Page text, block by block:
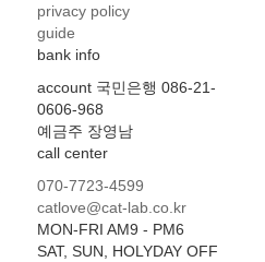
privacy policy
guide
bank info
account 국민은행 086-21-
0606-968
예금주 장영남
call center
070-7723-4599
catlove@cat-lab.co.kr
MON-FRI AM9 - PM6
SAT, SUN, HOLYDAY OFF